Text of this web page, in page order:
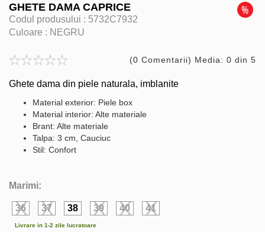
GHETE DAMA CAPRICE
Codul produsului : 5732C7932
Culoare : NEGRU
(0 Comentarii) Media: 0 din 5
Ghete dama din piele naturala, imblanite
Material exterior: Piele box
Material interior: Alte materiale
Brant: Alte materiale
Talpa: 3 cm, Cauciuc
Stil: Confort
Marimi:
36 37 38 39 40 41
Livrare in 1-2 zile lucratoare